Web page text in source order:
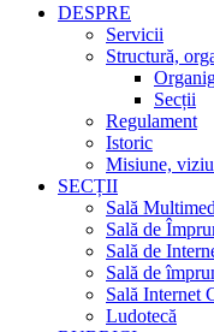
DESPRE
Servicii
Structură,
Secții
Regulament
Istoric
Misiune,
SECȚII
Sală
Sală de
Sală de
Sală de
Sală Internet
Ludotecă